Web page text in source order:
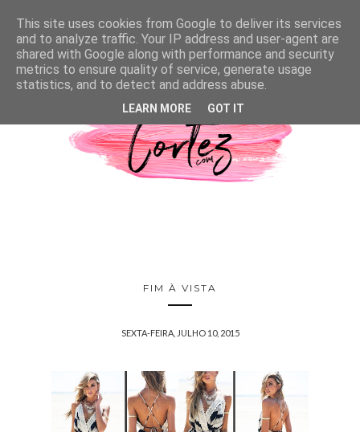
FIM À VISTA
SEXTA-FEIRA, JULHO 10, 2015
This site uses cookies from Google to deliver its services
and to analyze traffic. Your IP address and user-agent are
shared with Google along with performance and security
metrics to ensure quality of service, generate usage
statistics, and to detect and address abuse.
LEARN MORE GOT IT